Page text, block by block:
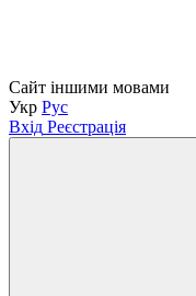
Сайт іншими мовами
Укр Рус
Вхід Реєстрація